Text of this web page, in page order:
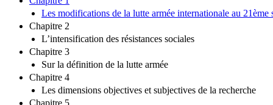
Les modifications de la lutte armée internationale au 21ème
Chapitre 2
L’intensification des résistances sociales
Chapitre 3
Sur la définition de la lutte armée
Chapitre 4
Les dimensions objectives et subjectives de la recherche
Chapitre 5